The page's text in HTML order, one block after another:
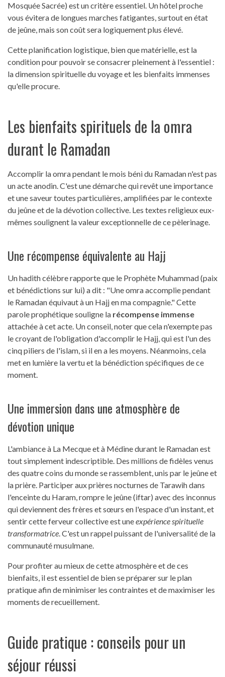
Mosquée Sacrée) est un critère essentiel. Un hôtel proche
vous évitera de longues marches fatigantes, surtout en état
de jeûne, mais son coût sera logiquement plus élevé.
Cette planification logistique, bien que matérielle, est la
condition pour pouvoir se consacrer pleinement à l'essentiel :
la dimension spirituelle du voyage et les bienfaits immenses
qu'elle procure.
Les bienfaits spirituels de la omra
durant le Ramadan
Accomplir la omra pendant le mois béni du Ramadan n'est pas
un acte anodin. C'est une démarche qui revêt une importance
et une saveur toutes particulières, amplifiées par le contexte
du jeûne et de la dévotion collective. Les textes religieux eux-
mêmes soulignent la valeur exceptionnelle de ce pèlerinage.
Une récompense équivalente au Hajj
Un hadith célèbre rapporte que le Prophète Muhammad (paix
et bénédictions sur lui) a dit : "Une omra accomplie pendant
le Ramadan équivaut à un Hajj en ma compagnie." Cette
parole prophétique souligne la récompense immense
attachée à cet acte. Un conseil, noter que cela n'exempte pas
le croyant de l'obligation d'accomplir le Hajj, qui est l'un des
cinq piliers de l'islam, si il en a les moyens. Néanmoins, cela
met en lumière la vertu et la bénédiction spécifiques de ce
moment.
Une immersion dans une atmosphère de
dévotion unique
L'ambiance à La Mecque et à Médine durant le Ramadan est
tout simplement indescriptible. Des millions de fidèles venus
des quatre coins du monde se rassemblent, unis par le jeûne et
la prière. Participer aux prières nocturnes de Tarawih dans
l'enceinte du Haram, rompre le jeûne (iftar) avec des inconnus
qui deviennent des frères et sœurs en l'espace d'un instant, et
sentir cette ferveur collective est uneexpérience spirituelle
transformatrice. C'est un rappel puissant de l'universalité de la
communauté musulmane.
Pour profiter au mieux de cette atmosphère et de ces
bienfaits, il est essentiel de bien se préparer sur le plan
pratique afin de minimiser les contraintes et de maximiser les
moments de recueillement.
Guide pratique : conseils pour un
séjour réussi